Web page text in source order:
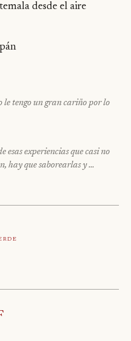
desde el aire
le tengo un gran cariño por lo
esas experiencias que casi no
hay que saborearlas y …